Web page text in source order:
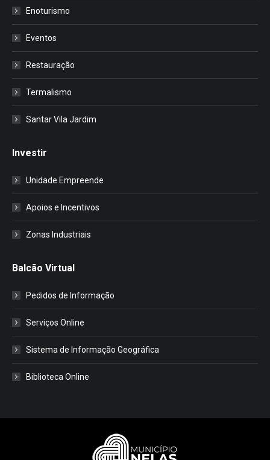
Enoturismo
Eventos
Restauração
Termalismo
Santar Vila Jardim
Investir
Unidade Empreende
Apoios e Incentivos
Zonas Industriais
Balcão Virtual
Pedidos de Informação
Serviços Online
Sistema de Informação Geográfica
Biblioteca Online